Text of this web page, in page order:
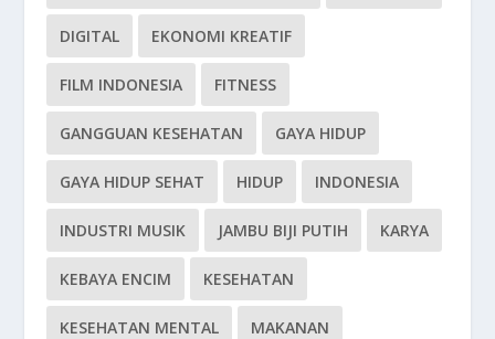
DIGITAL EKONOMI KREATIF
FILM INDONESIA FITNESS
GANGGUAN KESEHATAN GAYA HIDUP
GAYA HIDUP SEHAT HIDUP INDONESIA
INDUSTRI MUSIK JAMBU BIJI PUTIH KARYA
KEBAYA ENCIM KESEHATAN
KESEHATAN MENTAL MAKANAN